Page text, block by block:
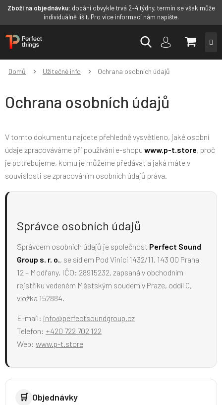
Zboží na objednávku: dodání obvykle trvá 2–4 týdny, termín se však může
individuálně lišit. Pro více informací nám napište.
na
obsah
KOŠÍK
Domů Užitečné info Ochrana osobních údajů
Ochrana osobních údajů
V tomto dokumentu najdete přehledně vysvětleno, jaké osobní
údaje zpracováváme při používání e-shopu www.p-t.store, proč
je potřebujeme, komu je můžeme předávat a jaká máte v
souvislosti se zpracováním osobních údajů práva.
Správce osobních údajů
Správcem osobních údajů je společnost Perfect Sound
Group s. r. o., se sídlem Pod Vinicí 1432/11, 143 00 Praha
12 – Modřany, IČO: 28915232, zapsaná v obchodním
rejstříku vedeném Městským soudem v Praze, oddíl C,
vložka 152884.
E-mail: info@perfectsoundgroup.cz
Telefon: +420 722 702 122
Web: www.p-t.store
🛒 Objednávky